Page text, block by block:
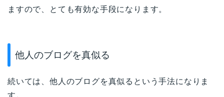
ますので、とても有効な手段になります。
他人のブログを真似る
続いては、他人のブログを真似るという手法になりま
す。